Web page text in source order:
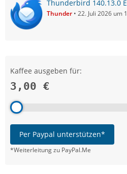
Thunderbird 140.13.0
Thunder 22. Juli 2026 um
Kaffee ausgeben für:
3,00 €
Per Paypal unterstützen*
*Weiterleitung zu PayPal.Me